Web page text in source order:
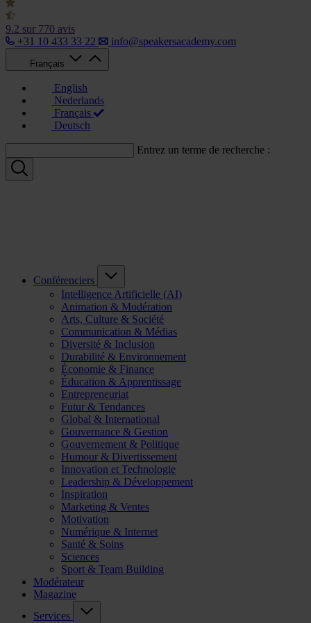
9.2 sur 770 avis
+31 10 433 33 22
info@speakersacademy.com
Français
English
Nederlands
Français
Deutsch
Entrez un terme de recherche :
Conférenciers
Intelligence Artificielle (AI)
Animation & Modération
Arts, Culture & Société
Communication & Médias
Diversité & Inclusion
Durabilité & Environnement
Économie & Finance
Éducation & Apprentissage
Entrepreneuriat
Futur & Tendances
Global & International
Gouvernance & Gestion
Gouvernement & Politique
Humour & Divertissement
Innovation et Technologie
Leadership & Développement
Inspiration
Marketing & Ventes
Motivation
Numérique & Internet
Santé & Soins
Sciences
Sport & Team Building
Modérateur
Magazine
Services